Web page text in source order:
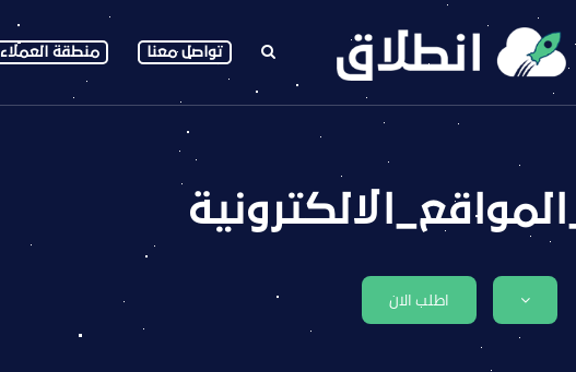
تواصل معنا منطقة العملاء
اطلب الان